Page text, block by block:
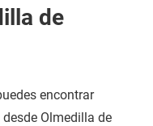
de
encontrar
Olmedilla de